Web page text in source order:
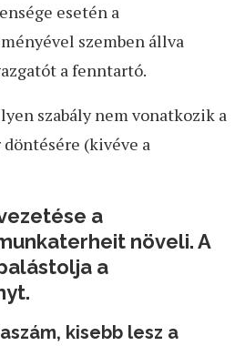
esetén a
szemben állva
a fenntartó.
szabály nem vonatkozik a
(kivéve a
a
növeli. A
a
kisebb lesz a